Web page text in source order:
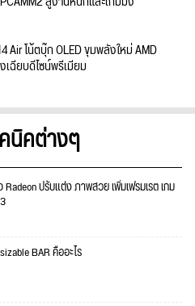
Air โน้ตบุ๊ก OLED ขุมพลังใหม่ AMD
เฉียบดีไซน์พรีเมียม
นิคต่างๆ
ปรับแต่ง ภาพสวย เพิ่มเฟรมเรต เกม
BAR คืออะไร